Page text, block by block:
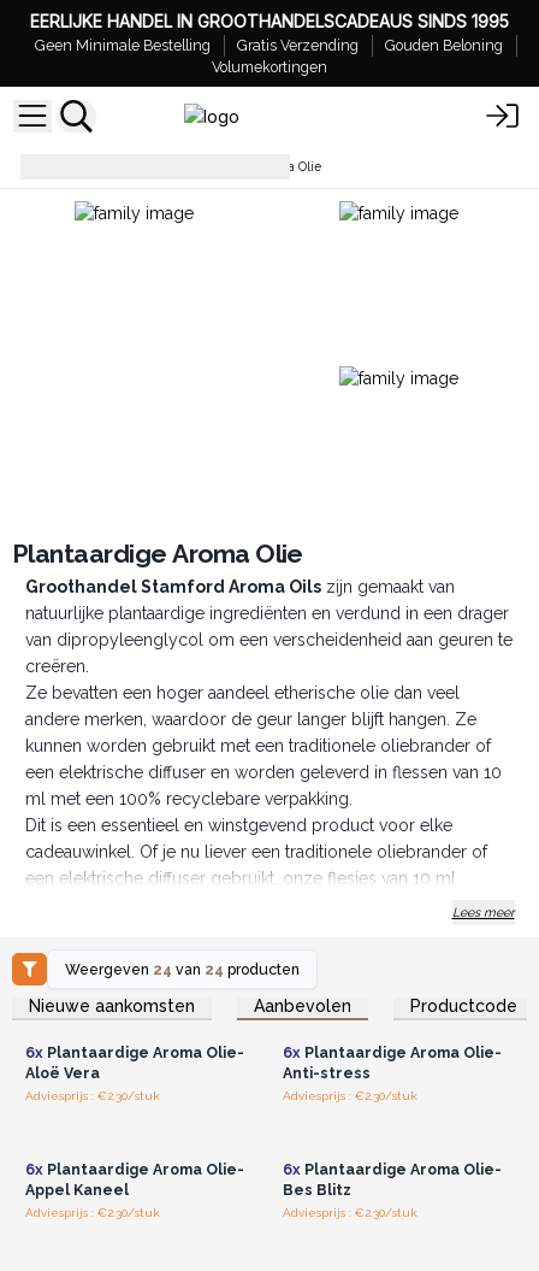
EERLIJKE HANDEL IN GROOTHANDELSCADEAUS SINDS 1995
Geen Minimale Bestelling Gratis Verzending
Gouden Beloning
Volumekortingen
Plantaardige Aroma Olie
Plantaardige Aroma Olie
Groothandel Stamford Aroma Oilszijn gemaakt van
natuurlijke plantaardige ingrediënten en verdund in een drager
van dipropyleenglycol om een verscheidenheid aan geuren te
creëren.
Ze bevatten een hoger aandeel etherische olie dan veel
andere merken, waardoor de geur langer blijft hangen. Ze
kunnen worden gebruikt met een traditionele oliebrander of
een elektrische diffuser en worden geleverd in flessen van 10
ml met een 100% recyclebare verpakking.
Dit is een essentieel en winstgevend product voor elke
cadeauwinkel. Of je nu liever een traditionele oliebrander of
een elektrische diffuser gebruikt, onze flesjes van 10 ml
hebben het perfecte formaat om verschillende geuren uit te
Verkocht in 6-pack- geschenkdoos
- 100% veganistisch
- geen schadelijke chemicaliën
Lees meer
Weergeven 24 van 24 producten
Nieuwe aankomsten Aanbevolen Productcode
Log in of registreer u voor
groothandelsprijzen.
6xPlantaardige Aroma Olie-
Aloë Vera
Adviesprijs : €2.30/stuk
Log in of registreer u voor
groothandelsprijzen.
6xPlantaardige Aroma Olie-
Anti-stress
Adviesprijs : €2.30/stuk
6xPlantaardige Aroma Olie-
Appel Kaneel
Adviesprijs : €2.30/stuk
6xPlantaardige Aroma Olie-
Bes Blitz
Adviesprijs : €2.30/stuk